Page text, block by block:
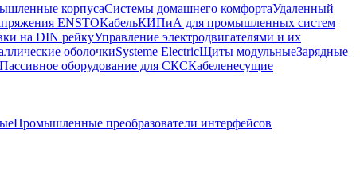
корпусаСистемы домашнего комфортаУдаленный
ENSTOКабельКИПиА для промышленных систем
на DIN рейкуУправление электродвигателями и их
оболочкиSysteme ElectricЩиты модульныеЗарядные
Пассивное оборудование для СКСКабеленесущие
Промышленные преобразователи интерфейсов